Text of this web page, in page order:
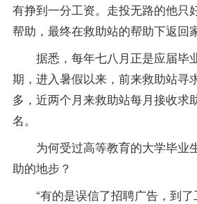
有挣到一分工资。走投无路的他只
帮助，最终在救助站的帮助下返回
据悉，每年七八月正是应届毕
期，进入暑假以来，前来救助站寻
多，近两个月来救助站每月接收求
名。
为何受过高等教育的大学毕业
助的地步？
“有的是误信了招聘广告，到了